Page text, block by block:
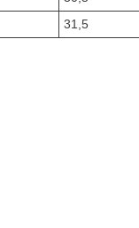
31,5